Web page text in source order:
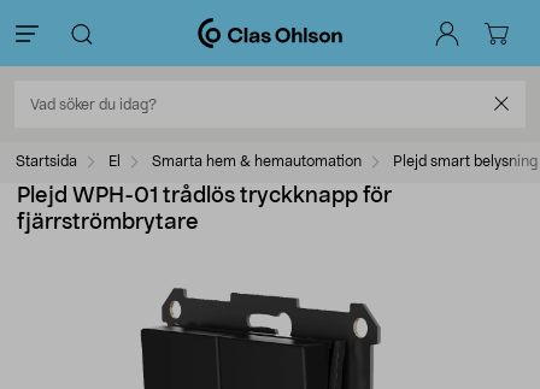
Startsida El Smarta hem & hemautomation Plejd smart belysning
Plejd WPH-01 trådlös tryckknapp för
fjärrströmbrytare